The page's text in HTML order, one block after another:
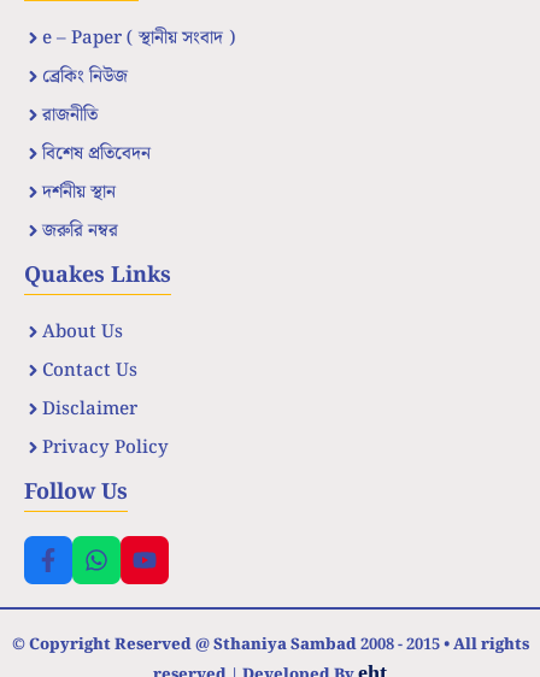
e – Paper ( স্থানীয় সংবাদ )
ব্রেকিং নিউজ
রাজনীতি
বিশেষ প্রতিবেদন
দর্শনীয় স্থান
জরুরি নম্বর
Quakes Links
About Us
Contact Us
Disclaimer
Privacy Policy
Follow Us
© Copyright Reserved @ Sthaniya Sambad 2008 - 2015 • All rights